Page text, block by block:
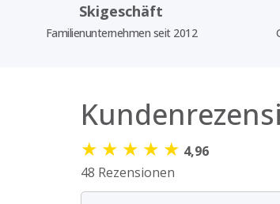
Skigeschäft
Familienunternehmen seit 2012
★ ★ ★ ★ ★ 4,96
48 Rezensionen